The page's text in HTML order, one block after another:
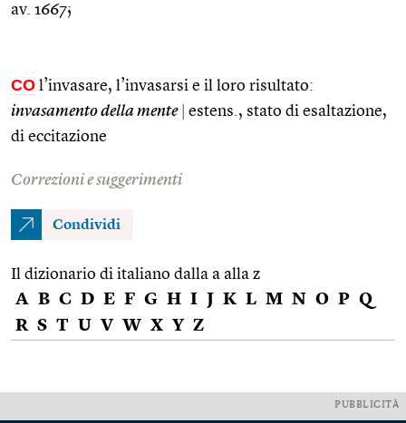
av. 1667;
CO l’invasare, l’invasarsi e il loro risultato:
invasamento della mente
estens., stato di esaltazione,
di eccitazione
Correzioni e suggerimenti
Condividi
Il dizionario di italiano dalla a alla z
A B C D E F G H I J K L M N O P Q
R S T U V W X Y Z
PUBBLICITÀ